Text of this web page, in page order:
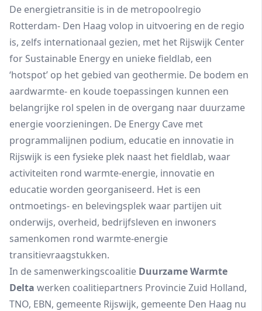
De energietransitie is in de metropoolregio
Rotterdam- Den Haag volop in uitvoering en de regio
is, zelfs internationaal gezien, met het Rijswijk Center
for Sustainable Energy en unieke fieldlab, een
‘hotspot’ op het gebied van geothermie. De bodem en
aardwarmte- en koude toepassingen kunnen een
belangrijke rol spelen in de overgang naar duurzame
energie voorzieningen. De Energy Cave met
programmalijnen podium, educatie en innovatie in
Rijswijk is een fysieke plek naast het fieldlab, waar
activiteiten rond warmte-energie, innovatie en
educatie worden georganiseerd. Het is een
ontmoetings- en belevingsplek waar partijen uit
onderwijs, overheid, bedrijfsleven en inwoners
samenkomen rond warmte-energie
transitievraagstukken.
In de samenwerkingscoalitie Duurzame Warmte
Delta werken coalitiepartners Provincie Zuid Holland,
TNO, EBN, gemeente Rijswijk, gemeente Den Haag nu